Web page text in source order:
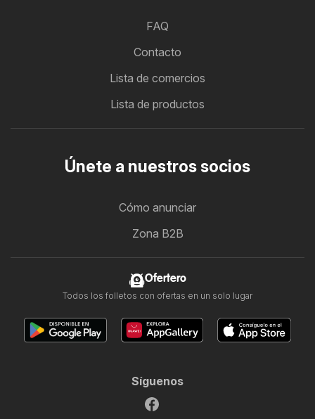
FAQ
Contacto
Lista de comercios
Lista de productos
Únete a nuestros socios
Cómo anunciar
Zona B2B
Ofertero
Todos los folletos con ofertas en un solo lugar
Síguenos